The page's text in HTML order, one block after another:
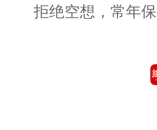
拒绝空想，常年